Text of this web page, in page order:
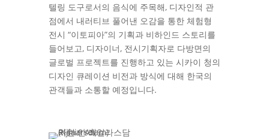
텔링 도구로서의 음식에 주목해, 디자인적 관
점에서 내러티브 풀어낸 오감을 통한 체험형
전시 “이토피아”의 기획과 비하인드 스토리를
들어보고, 디자이너, 전시기획자로 다방면의
글로벌 프로젝트를 진행하고 있는 시카이 청의
디자인 큐레이션 비전과 방식에 대해 한국의
관객들과 소통할 예정입니다.